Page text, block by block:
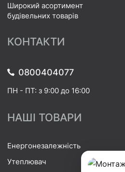
Широкий асортимент
будівельних товарів
КОНТАКТИ
0800404077
ПН - ПТ: з 9:00 до 16:00
НАШІ ТОВАРИ
Енергонезалежність
Утеплювач